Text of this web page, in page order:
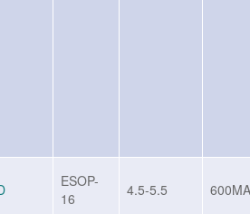
ESOP-
16
4.5-5.5 600MA